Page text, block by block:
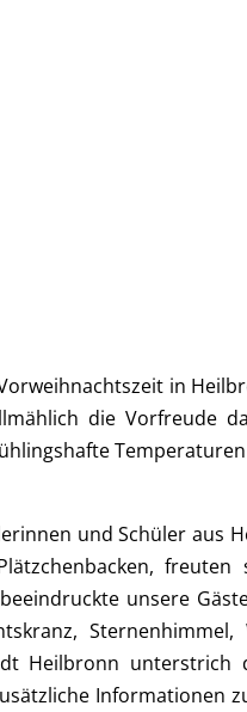
in
die Vorfreude
und Schüler aus
unsere
Sternenhimmel,
Heilbronn unterstrich
Informationen